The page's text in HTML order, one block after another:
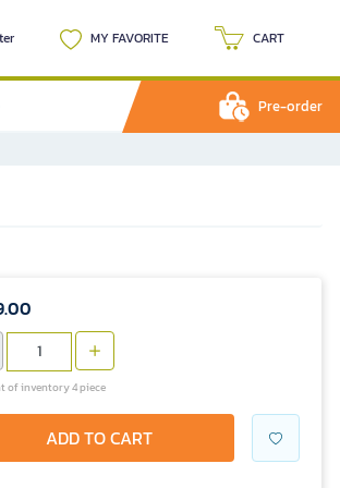
MY FAVORITE CART
Pre-order
of inventory 4 piece
ADD TO CART